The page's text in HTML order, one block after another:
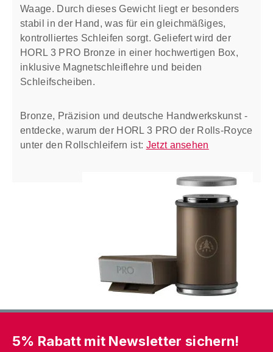
Waage. Durch dieses Gewicht liegt er besonders
stabil in der Hand, was für ein gleichmäßiges,
kontrolliertes Schleifen sorgt. Geliefert wird der
HORL 3 PRO Bronze in einer hochwertigen Box,
inklusive Magnetschleiflehre und beiden
Schleifscheiben.
Bronze, Präzision und deutsche Handwerkskunst -
entdecke, warum der HORL 3 PRO der Rolls-Royce
unter den Rollschleifern ist: Jetzt ansehen
5% Rabatt mit Newsletter sichern!